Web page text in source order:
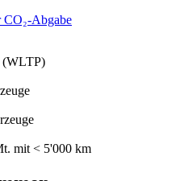
CO₂-Abgabe
(WLTP)
mit < 5'000 km